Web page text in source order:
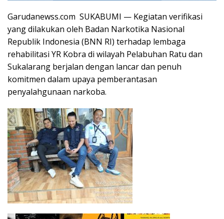
Garudanewss.com SUKABUMI — Kegiatan verifikasi
yang dilakukan oleh Badan Narkotika Nasional
Republik Indonesia (BNN RI) terhadap lembaga
rehabilitasi YR Kobra di wilayah Pelabuhan Ratu dan
Sukalarang berjalan dengan lancar dan penuh
komitmen dalam upaya pemberantasan
penyalahgunaan narkoba.